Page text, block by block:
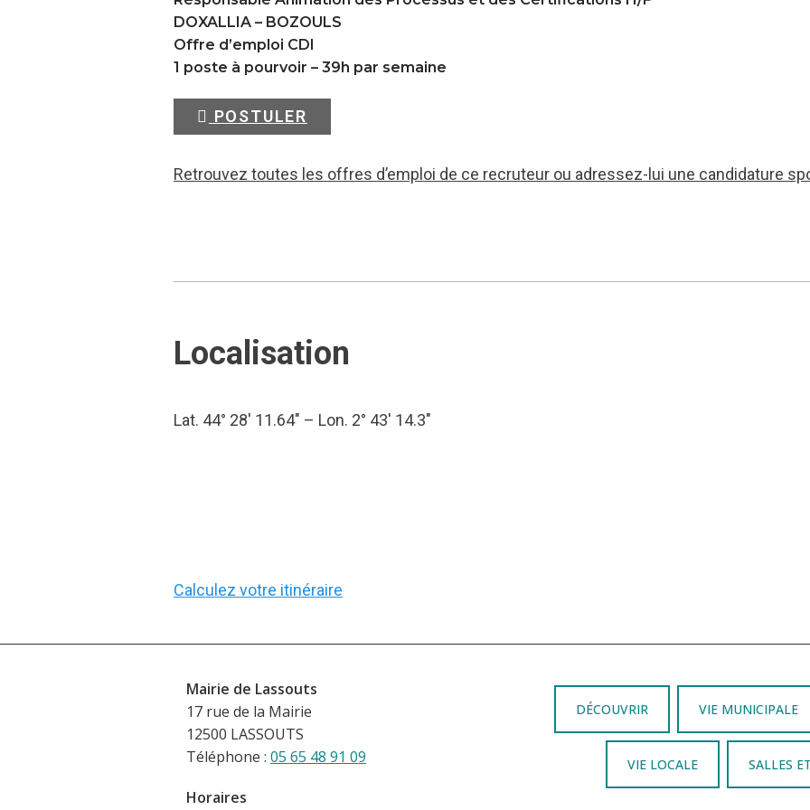
DOXALLIA – BOZOULS
Offre d’emploi CDI
1 poste à pourvoir – 39h par semaine
POSTULER
Retrouvez toutes les offres d’emploi de ce recruteur ou adressez-lui une candidature
Localisation
Lat. 44° 28′ 11.64″ – Lon. 2° 43′ 14.3″
Calculez votre itinéraire
Mairie de Lassouts
17 rue de la Mairie
12500 LASSOUTS
Téléphone : 05 65 48 91 09
Horaires
DÉCOUVRIR VIE MUNICIPALE
VIE LOCALE SALLES